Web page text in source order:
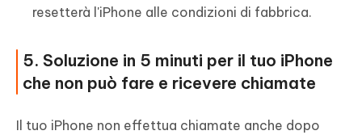
resetterà l'iPhone alle condizioni di fabbrica.
5. Soluzione in 5 minuti per il tuo iPhone
che non può fare e ricevere chiamate
Il tuo iPhone non effettua chiamate anche dopo